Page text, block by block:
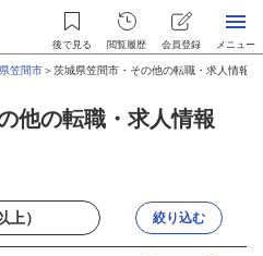
後で見る 閲覧履歴 会員登録 メニュー
笠間市＞茨城県笠間市・その他の転職・求人情報
他の転職・求人情報
絞り込む